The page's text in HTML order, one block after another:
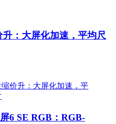
：大屏化加速，平均尺
6 SE RGB：RGB-